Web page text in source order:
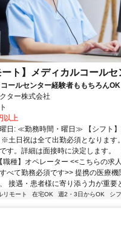
ート】メディカルコール
ールセンター経験者ももちろんOK
ター株式会社
以上
日: ≪勤務時間・曜日≫ 【シフト
土日祝は全て出勤必須となります
す。詳細は面接時に決定します。
職種】オペレーター <<こちらの求
べて勤務必須です>> 提携の医療
接遇・患者様に寄り添う力が重要
リモート 在宅OK 週2・3日からOK シ